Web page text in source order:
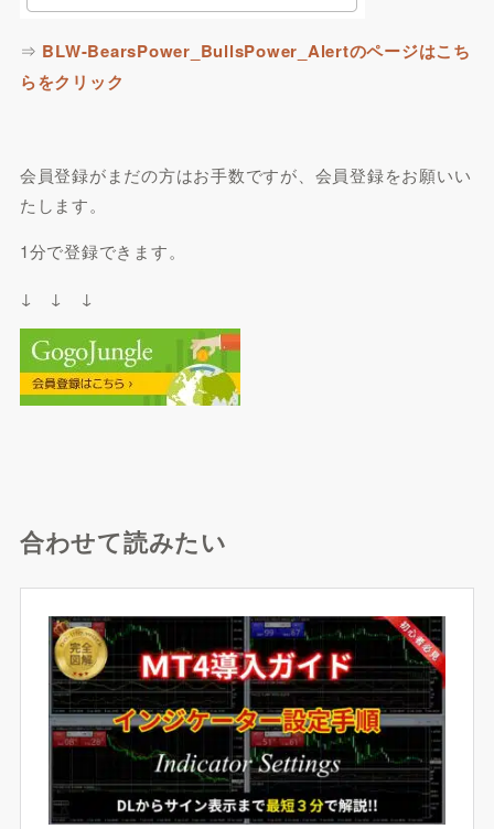
⇒ BLW-BearsPower_BullsPower_Alertのページはこち
らをクリック
会員登録がまだの方はお手数ですが、会員登録をお願いい
たします。
1分で登録できます。
↓ ↓ ↓
合わせて読みたい